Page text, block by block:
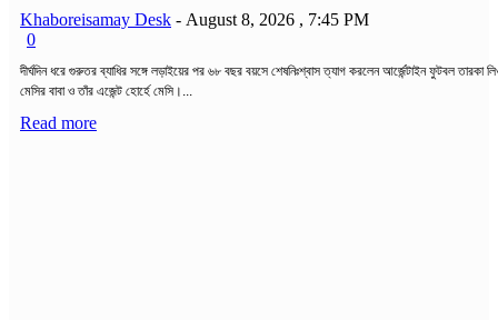
Khaboreisamay Desk - August 8, 2026 , 7:45 PM
0
দীর্ঘদিন ধরে গুরুতর ব্যাধির সঙ্গে লড়াইয়ের পর ৬৮ বছর বয়সে শেষনিঃশ্বাস ত্যাগ করলেন আর্জেন্টাইন ফুটবল তারকা
মেসির বাবা ও তাঁর এজেন্ট হোর্হে মেসি।...
Read more